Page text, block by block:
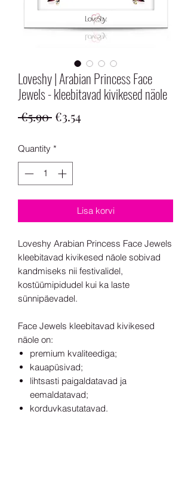
Loveshy | Arabian Princess Face
Jewels - kleebitavad kivikesed näole
€5.90 Regular
€3.54
Quantity *
Lisa korvi
Loveshy Arabian Princess Face Jewels
kleebitavad kivikesed näole sobivad
kandmiseks nii festivalidel,
kostüümipidudel kui ka laste
sünnipäevadel.
Face Jewels kleebitavad kivikesed
näole on:
premium kvaliteediga;
kauapüsivad;
lihtsasti paigaldatavad ja
eemaldatavad;
korduvkasutatavad.